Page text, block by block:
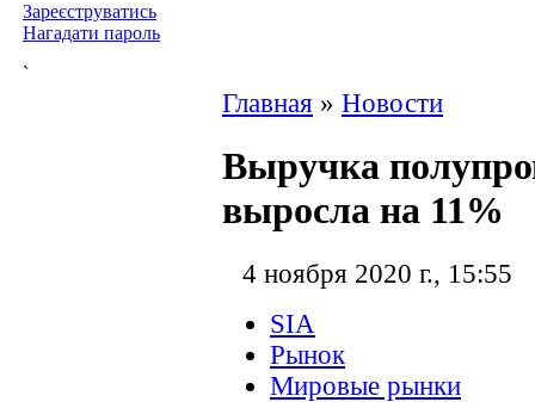
Зареєструватись
Нагадати пароль
`
Главная » Новости
Выручка
выросла на 11%
4 ноября 2020 г., 15:55
SIA
Рынок
Мировые рынки